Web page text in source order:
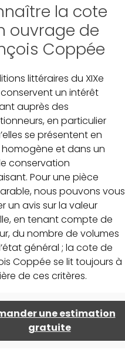
la cote
ouvrage de
Coppée
littéraires du XIXe
un intérêt
auprès des
en particulier
se présentent en
homogène et dans un
conservation
Pour une pièce
nous pouvons vous
un avis sur la valeur
en tenant compte de
du nombre de volumes
général ; la cote de
Coppée se lit toujours à
de ces critères.
une estimation
gratuite